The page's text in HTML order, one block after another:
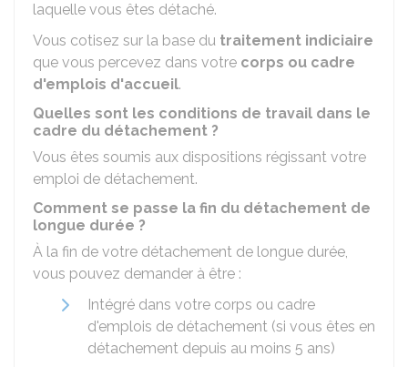
laquelle vous êtes détaché.
Vous cotisez sur la base du traitement indiciaire
que vous percevez dans votre corps ou cadre
d'emplois d'accueil.
Quelles sont les conditions de travail dans le
cadre du détachement ?
Vous êtes soumis aux dispositions régissant votre
emploi de détachement.
Comment se passe la fin du détachement de
longue durée ?
À la fin de votre détachement de longue durée,
vous pouvez demander à être :
Intégré dans votre corps ou cadre
d'emplois de détachement (si vous êtes en
détachement depuis au moins 5 ans)